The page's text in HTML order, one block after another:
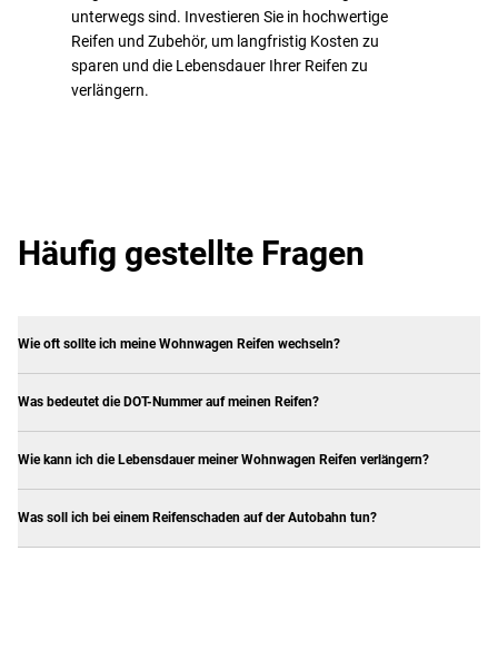
unterwegs sind. Investieren Sie in hochwertige
Reifen und Zubehör, um langfristig Kosten zu
sparen und die Lebensdauer Ihrer Reifen zu
verlängern.
Häufig gestellte Fragen
Wie oft sollte ich meine Wohnwagen Reifen wechseln?
Was bedeutet die DOT-Nummer auf meinen Reifen?
Wie kann ich die Lebensdauer meiner Wohnwagen Reifen verlängern?
Was soll ich bei einem Reifenschaden auf der Autobahn tun?